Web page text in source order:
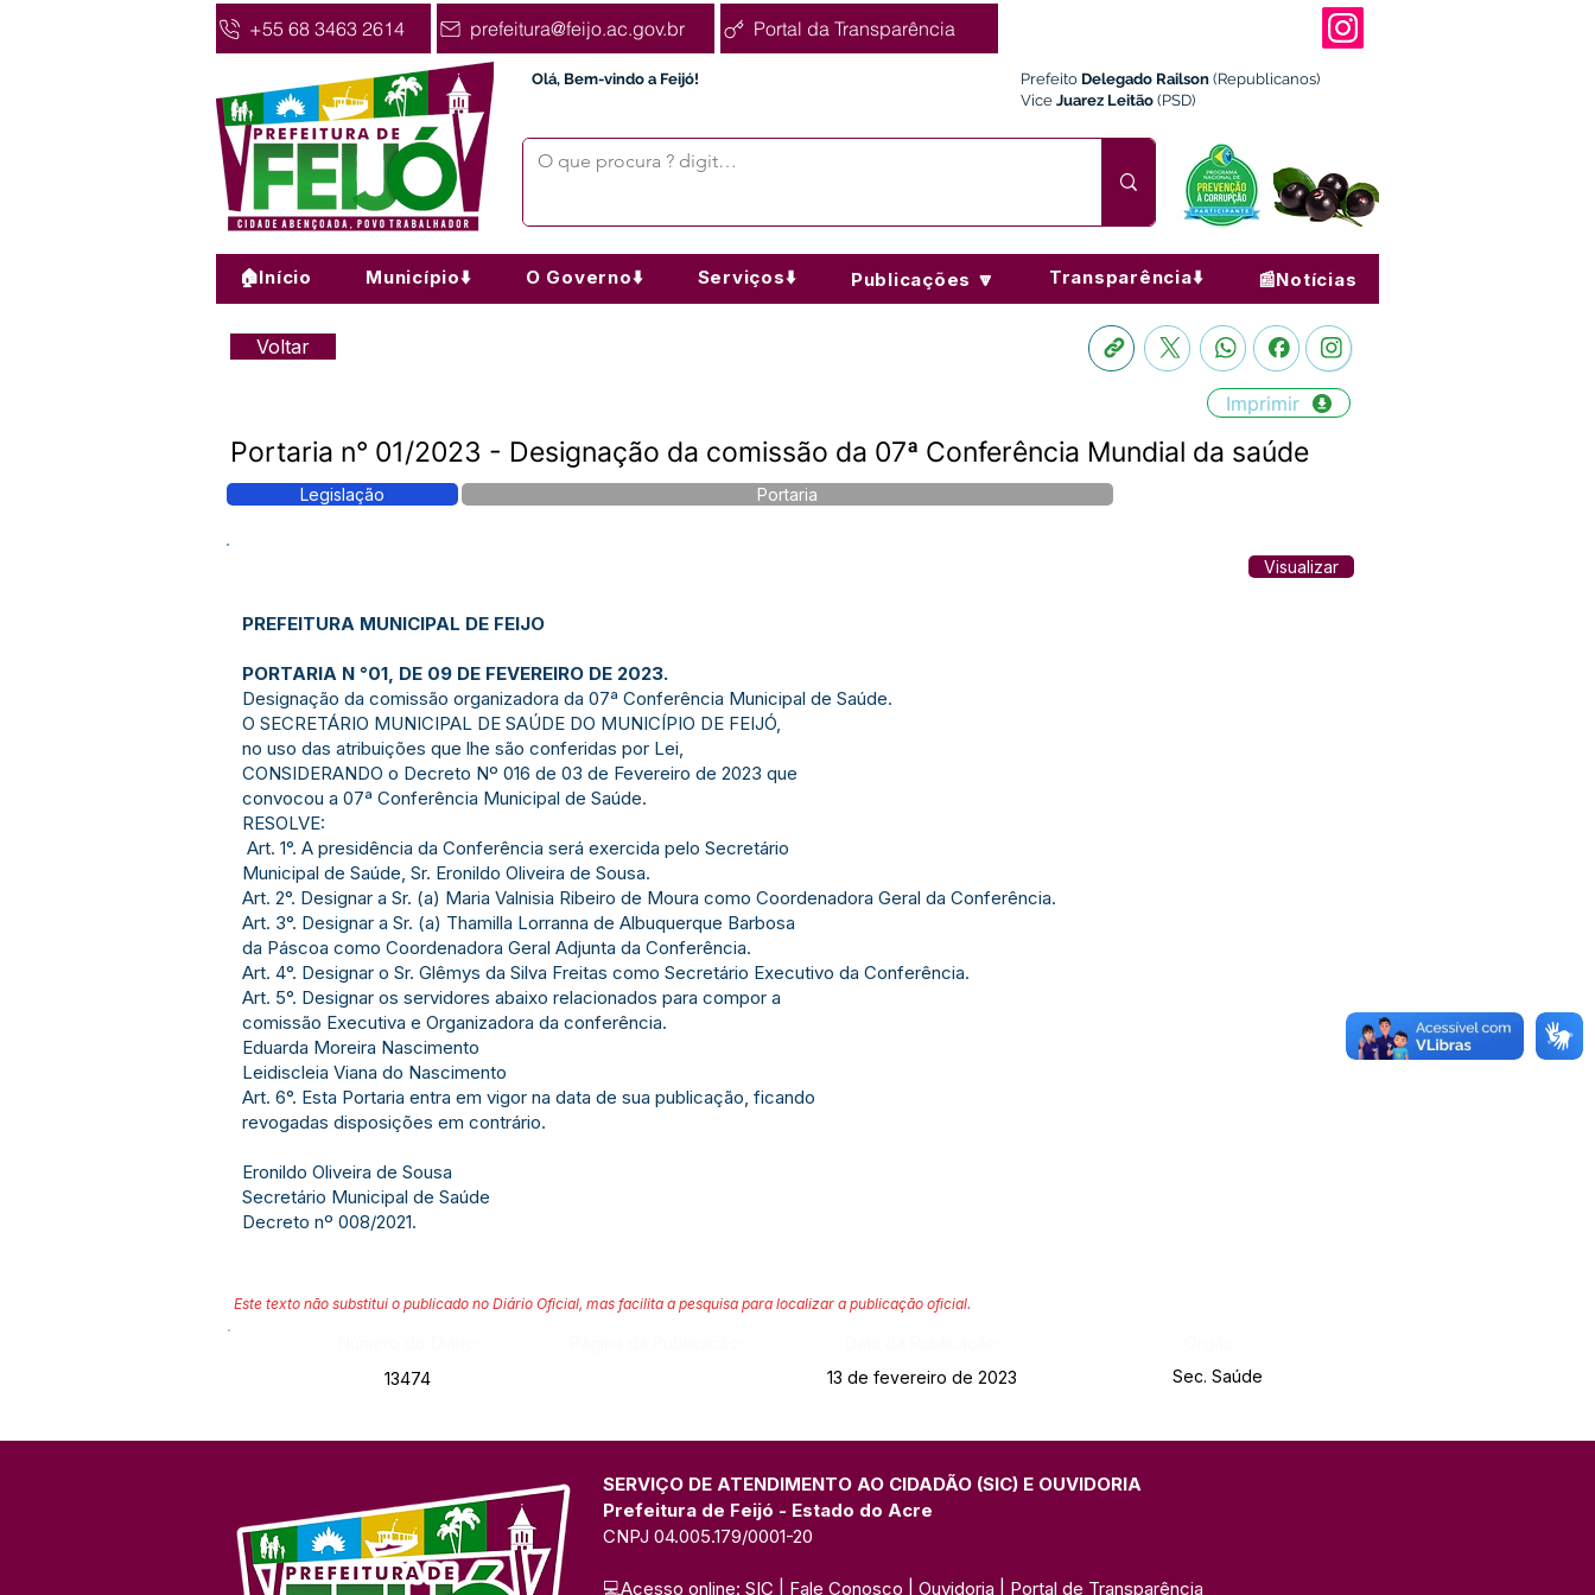
+55 68 3463 2614 prefeitura@feijo.ac.gov.br Portal da Transparência
Olá, Bem-vindo a Feijó! Prefeito Delegado Railson (Republicanos)
Vice Juarez Leitão (PSD)
🏠Início Município⬇️ O Governo⬇️ Serviços⬇️ Publicações 🔽 Transparência⬇️ 📰Notícias
Voltar
Imprimir
Portaria n° 01/2023 - Designação da comissão da 07ª Conferência Mundial da saúde
Legislação Portaria
Visualizar
PREFEITURA MUNICIPAL DE FEIJO
PORTARIA N °01, DE 09 DE FEVEREIRO DE 2023.
Designação da comissão organizadora da 07ª Conferência Municipal de Saúde.
O SECRETÁRIO MUNICIPAL DE SAÚDE DO MUNICÍPIO DE FEIJÓ,
no uso das atribuições que lhe são conferidas por Lei,
CONSIDERANDO o Decreto Nº 016 de 03 de Fevereiro de 2023 que
convocou a 07ª Conferência Municipal de Saúde.
RESOLVE:
Art. 1°. A presidência da Conferência será exercida pelo Secretário
Municipal de Saúde, Sr. Eronildo Oliveira de Sousa.
Art. 2°. Designar a Sr. (a) Maria Valnisia Ribeiro de Moura como Coordenadora Geral da Conferência.
Art. 3°. Designar a Sr. (a) Thamilla Lorranna de Albuquerque Barbosa
da Páscoa como Coordenadora Geral Adjunta da Conferência.
Art. 4°. Designar o Sr. Glêmys da Silva Freitas como Secretário Executivo da Conferência.
Art. 5°. Designar os servidores abaixo relacionados para compor a
comissão Executiva e Organizadora da conferência.
Eduarda Moreira Nascimento
Leidiscleia Viana do Nascimento
Art. 6°. Esta Portaria entra em vigor na data de sua publicação, ficando
revogadas disposições em contrário.
Eronildo Oliveira de Sousa
Secretário Municipal de Saúde
Decreto nº 008/2021.
Este texto não substitui o publicado no Diário Oficial, mas facilita a pesquisa para localizar a publicação oficial.
13474
13 de fevereiro de 2023 Sec. Saúde
SERVIÇO DE ATENDIMENTO AO CIDADÃO (SIC) E OUVIDORIA
Prefeitura de Feijó - Estado do Acre
CNPJ 04.005.179/0001-20
💻Acesso online: SIC Fale Conosco Ouvidoria Portal de Transparência